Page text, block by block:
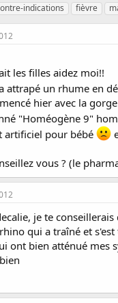
indications fièvre
les filles aidez moi!!
attrapé un rhume en
hier avec la
"Homéogène 9"
artificiel pour bébé
vous ? (le
je te
qui a traîné et
ont bien atténué mes